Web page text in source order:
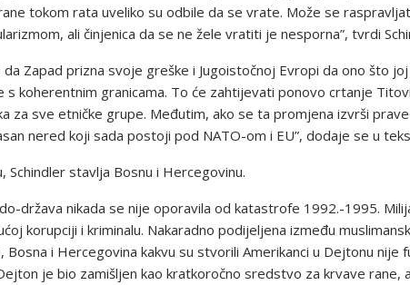
tokom rata uveliko su odbile da se vrate. Može se
ali činjenica da se ne žele vratiti je nesporna”, tvrdi
da Zapad prizna svoje greške i Jugoistočnoj Evropi da ono što
s koherentnim granicama. To će zahtijevati ponovo crtanje
za sve etničke grupe. Međutim, ako se ta promjena izvrši
nered koji sada postoji pod NATO-om i EU”, dodaje se u
Schindler stavlja Bosnu i Hercegovinu.
država nikada se nije oporavila od katastrofe 1992.-1995.
korupciji i kriminalu. Nakaradno podijeljena između
Bosna i Hercegovina kakvu su stvorili Amerikanci u Dejtonu nije
je bio zamišljen kao kratkoročno sredstvo za krvave